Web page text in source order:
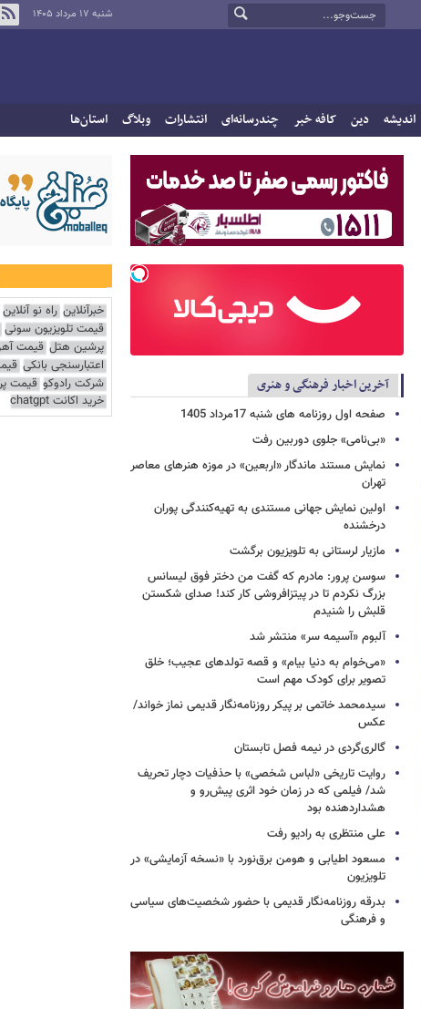
شنبه ۱۷ مرداد ۱۴۰۵
اندیشه دین کافه خبر چندرسانه‌ای انتشارات وبلاگ استان‌ها
آخرین اخبار فرهنگی و هنری
صفحه اول روزنامه های شنبه 17مرداد 1405
«بی‌نامی» جلوی دوربین رفت
نمایش مستند ماندگار «اربعین» در موزه هنرهای معاصر
تهران
اولین نمایش جهانی مستندی به تهیه‌کنندگی پوران
درخشنده
مازیار لرستانی به تلویزیون برگشت
سوسن پرور: مادرم که گفت من دختر فوق‌ لیسانس
بزرگ نکردم تا در پیتزافروشی کار کند! صدای شکستن
قلبش را شنیدم
آلبوم «آسیمه سر» منتشر شد
«می‌خوام به دنیا بیام» و قصه تولدهای عجیب؛ خلق
تصویر برای کودک مهم است
سیدمحمد خاتمی بر پیکر روزنامه‌نگار قدیمی نماز خواند/
عکس
گالری‌گردی در نیمه فصل تابستان
روایت تاریخی «لباس شخصی» با حذفیات دچار تحریف
شد/ فیلمی که در زمان خود اثری پیش‌رو و
هشداردهنده بود
علی منتظری به رادیو رفت
مسعود اطیابی و هومن برق‌نورد با «نسخه آزمایشی» در
تلویزیون
بدرقه روزنامه‌نگار قدیمی با حضور شخصیت‌های سیاسی
و فرهنگی
خبرآنلاین راه نو آنلاین
قیمت تلویزیون سونی
پرشین هتل قیمت آهن
اعتبارسنجی بانکی
شرکت رادوکو قیمت
خرید اکانت chatgpt